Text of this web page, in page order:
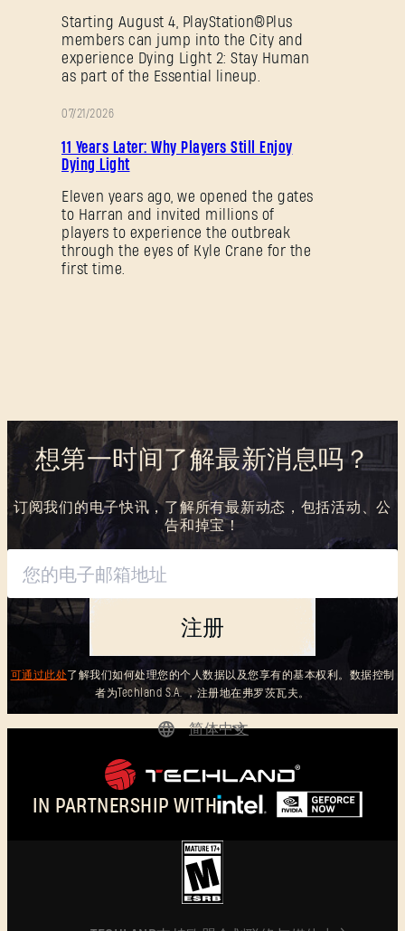
Starting August 4, PlayStation®Plus
members can jump into the City and
experience Dying Light 2: Stay Human
as part of the Essential lineup.
07/21/2026
11 Years Later: Why Players Still Enjoy
Dying Light
Eleven years ago, we opened the gates
to Harran and invited millions of
players to experience the outbreak
through the eyes of Kyle Crane for the
first time.
想第一时间了解最新消息吗？
订阅我们的电子快讯，了解所有最新动态，包括活动、公
告和掉宝！
注册
可通过此处 了解我们如何处理您的个人数据以及您享有的基本权利。数据控制
者为Techland S.A. ，注册地在弗罗茨瓦夫。
IN PARTNERSHIP WITH
简体中文
FRANÇAIS
POLSKI